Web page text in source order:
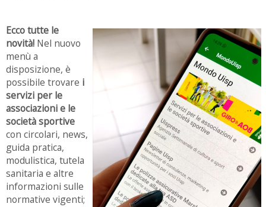
Ecco tutte le
novità! Nel nuovo
menù a
disposizione, è
possibile trovare i
servizi per le
associazioni e le
società sportive
con circolari, news,
guida pratica,
modulistica, tutela
sanitaria e altre
informazioni sulle
normative vigenti;